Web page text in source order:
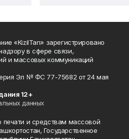
«KizilTan» зарегистрировано
в сфере связи,
и массовых коммуникаций
Эл № ФС 77-75682 от 24 мая
12+
данных
печати и средствам массовой
Государственное